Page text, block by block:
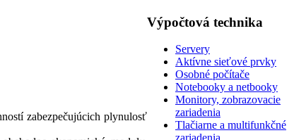
zabezpečujúcich plynulosť
Výpočtová technika
Servery
Aktívne sieťové prvky
Osobné počítače
Notebooky a netbooky
Monitory, zobrazovacie
zariadenia
Tlačiarne a multifunkčné